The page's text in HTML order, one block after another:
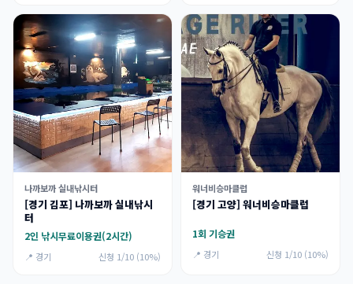
나까보까 실내낚시터
[경기 김포] 나까보까 실내낚시
터
2인 낚시무료이용권(2시간)
📍 경기 신청 1/10 (10%)
워너비승마클럽
[경기 고양] 워너비승마클럽
1회 기승권
📍 경기 신청 1/10 (10%)